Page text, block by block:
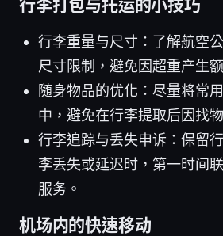
行李打包与托运的小技巧
行李重量与尺寸：了解航空
尺寸限制，避免因超重产生
随身物品的优化：尽量将常
中，避免在行李提取后因找
行李追踪与丢失申诉：保留
李丢失或延迟时，第一时间
服务。
机场内的快速移动